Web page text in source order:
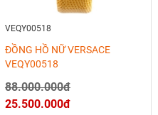
VEQY00518
ĐỒNG HỒ NỮ VERSACE
VEQY00518
88.000.000đ
25.500.000đ